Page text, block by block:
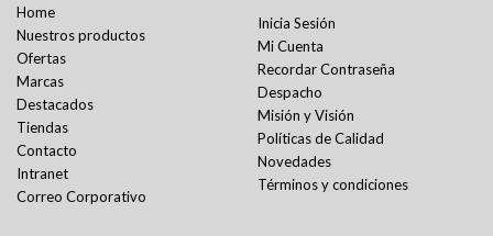
Home
Nuestros productos
Ofertas
Marcas
Destacados
Tiendas
Contacto
Intranet
Correo Corporativo
Inicia Sesión
Mi Cuenta
Recordar Contraseña
Despacho
Misión y Visión
Políticas de Calidad
Novedades
Términos y condiciones